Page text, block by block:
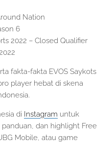
Nation
6
2022 – Closed Qualifier
fakta-fakta EVOS Saykots
player hebat di skena
di Instagram untuk
dan highlight Free
Mobile, atau game